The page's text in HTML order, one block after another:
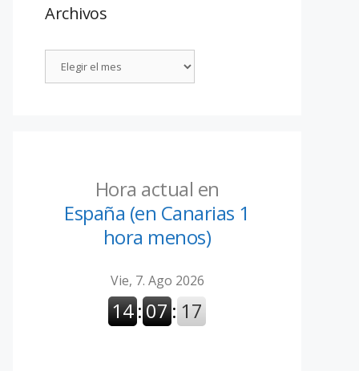
Archivos
Hora actual en
España (en Canarias 1
hora menos)